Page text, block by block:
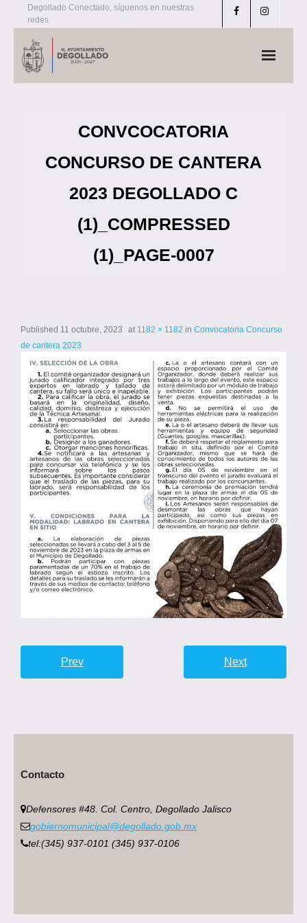
Skip
content
Degollado Conectado, síguenos en nuestras
redes
CONVCOCATORIA
CONCURSO DE CANTERA
2023 DEGOLLADO C
(1)_COMPRESSED
(1)_PAGE-0007
Published 11 octubre, 2023 at 1182 × 1182 in Convocatoria Concurso
de cantera 2023
Prev Next
Contacto
Defensores #48. Col. Centro, Degollado Jalisco
gobiernomunicipal@degollado.gob.mx
tel:(345) 937-0101 (345) 937-0106